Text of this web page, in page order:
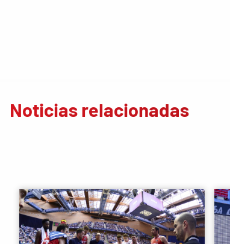
Noticias relacionadas